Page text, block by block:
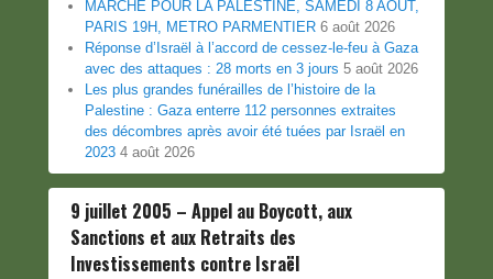
MARCHE POUR LA PALESTINE, SAMEDI 8 AOUT,
PARIS 19H, METRO PARMENTIER 6 août 2026
Réponse d’Israël à l’accord de cessez-le-feu à Gaza
avec des attaques : 28 morts en 3 jours 5 août 2026
Les plus grandes funérailles de l’histoire de la
Palestine : Gaza enterre 112 personnes extraites
des décombres après avoir été tuées par Israël en
2023 4 août 2026
9 juillet 2005 – Appel au Boycott, aux
Sanctions et aux Retraits des
Investissements contre Israël